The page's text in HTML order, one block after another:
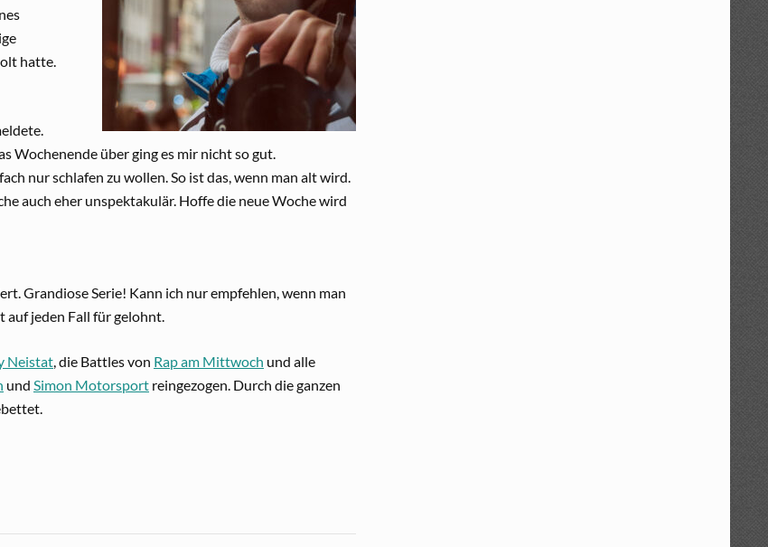
hatte.
Wochenende über ging es mir nicht so gut.
nur schlafen zu wollen. So ist das, wenn man alt wird.
auch eher unspektakulär. Hoffe die neue Woche wird
Grandiose Serie! Kann ich nur empfehlen, wenn man
jeden Fall für gelohnt.
Neistat , die Battles von Rap am Mittwoch und alle
und Simon Motorsport reingezogen. Durch die ganzen